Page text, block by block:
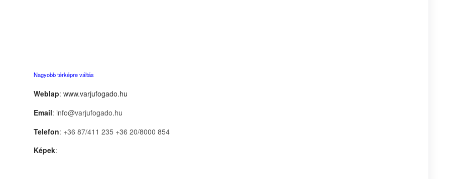
Nagyobb térképre váltás
Weblap: www.varjufogado.hu
Email: info@varjufogado.hu
Telefon: +36 87/411 235 +36 20/8000 854
Képek: